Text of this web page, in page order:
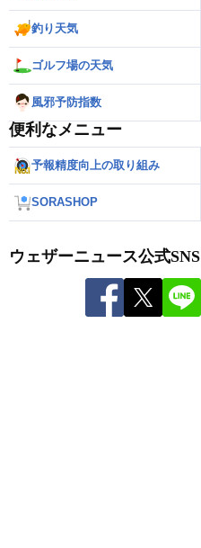
釣り天気
ゴルフ場の天気
風邪予防指数
便利なメニュー
予報精度向上の取り組み
SORASHOP
ウェザーニュース公式SNS